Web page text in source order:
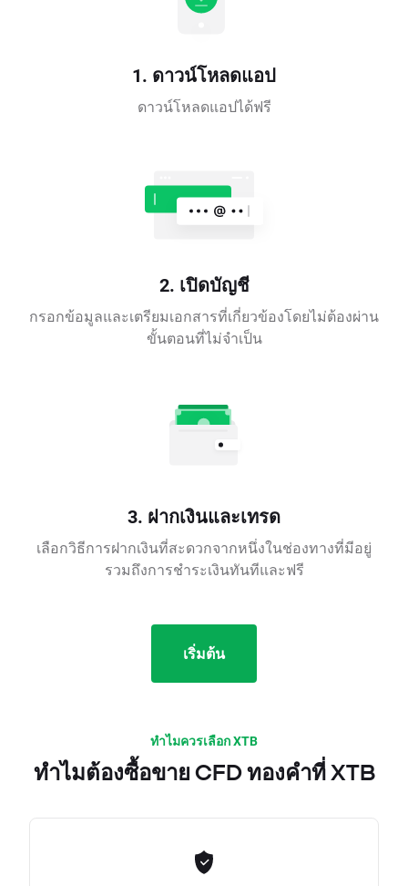
1. ดาวน์โหลดแอป
ดาวน์โหลดแอปได้ฟรี
2. เปิดบัญชี
กรอกข้อมูลและเตรียมเอกสารที่เกี่ยวข้องโดยไม่ต้องผ่าน
ขั้นตอนที่ไม่จำเป็น
3. ฝากเงินและเทรด
เลือกวิธีการฝากเงินที่สะดวกจากหนึ่งในช่องทางที่มีอยู่
รวมถึงการชำระเงินทันทีและฟรี
เริ่มต้น
ทำไมควรเลือก XTB
ทำไมต้องซื้อขาย CFD ทองคำที่ XTB